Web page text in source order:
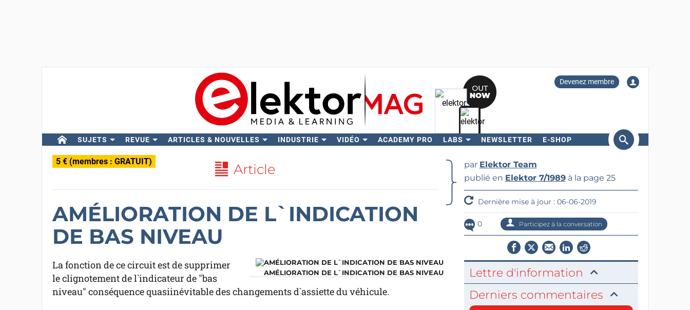
Devenez membre
SUJETS REVUE ARTICLES & NOUVELLES INDUSTRIE VIDÉO ACADEMY PRO LABS NEWSLETTER E-SHOP
Rechercher
5 € (membres : GRATUIT) Article
AMÉLIORATION DE L`INDICATION
DE BAS NIVEAU
AMÉLIORATION DE L`INDICATION DE BAS NIVEAU
La fonction de ce circuit est de supprimer
le clignotement de l`indicateur de "bas
niveau" conséquence quasiinévitable des changements d`assiette du véhicule.
par Elektor Team
publié en Elektor 7/1989à la page 25
Dernière mise à jour : 06-06-2019
0 Participez à la conversation
Lettre d'information
Derniers commentaires